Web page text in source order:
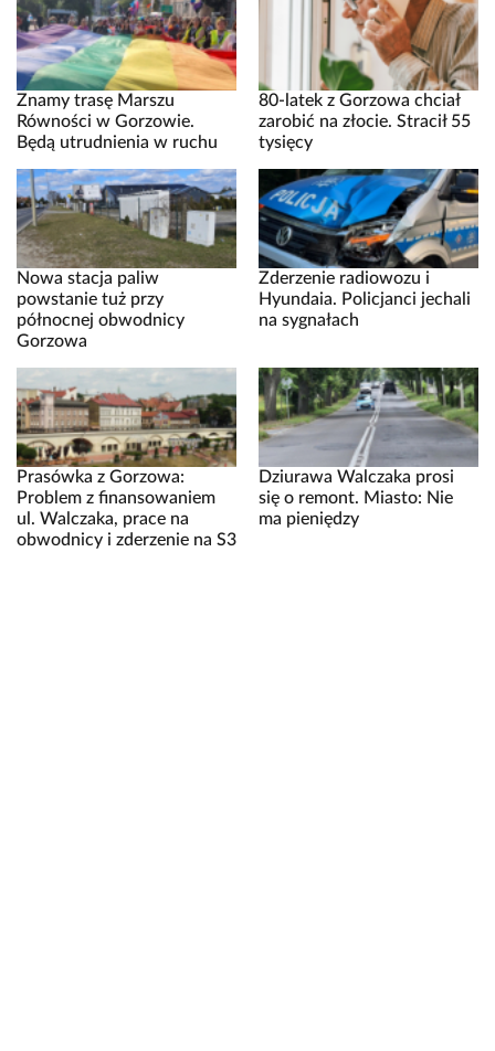
Znamy trasę Marszu
Równości w Gorzowie.
Będą utrudnienia w ruchu
80-latek z Gorzowa chciał
zarobić na złocie. Stracił 55
tysięcy
Nowa stacja paliw
powstanie tuż przy
północnej obwodnicy
Gorzowa
Zderzenie radiowozu i
Hyundaia. Policjanci jechali
na sygnałach
Prasówka z Gorzowa:
Problem z finansowaniem
ul. Walczaka, prace na
obwodnicy i zderzenie na S3
Dziurawa Walczaka prosi
się o remont. Miasto: Nie
ma pieniędzy